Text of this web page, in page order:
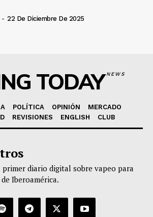
- 22 De Diciembre De 2025
TODAYNEWS
POLÍTICA OPINIÓN
MERCADO
REVISIONES ENGLISH CLUB
primer diario digital sobre vapeo para
Iberoamérica.